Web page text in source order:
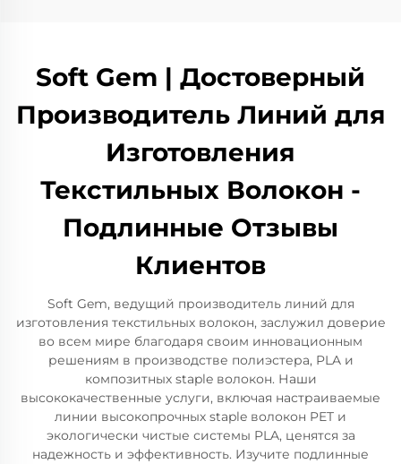
Soft Gem | Достоверный
Производитель Линий для
Изготовления
Текстильных Волокон -
Подлинные Отзывы
Клиентов
Soft Gem, ведущий производитель линий для
изготовления текстильных волокон, заслужил доверие
во всем мире благодаря своим инновационным
решениям в производстве полиэстера, PLA и
композитных staple волокон. Наши
высококачественные услуги, включая настраиваемые
линии высокопрочных staple волокон PET и
экологически чистые системы PLA, ценятся за
надежность и эффективность. Изучите подлинные